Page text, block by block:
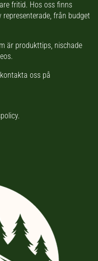
pålitligt val för både nybörjare
erfarna isfiskare som söker
beprövat och effektivt
design för
livlig och realistisk
och
fritid. Hos oss finns
representerade, från budget
är produkttips, nischade
.
oss på
.